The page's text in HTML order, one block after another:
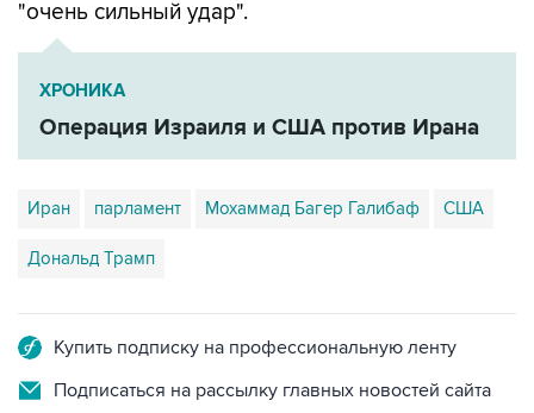
"очень сильный удар".
ХРОНИКА
Операция Израиля и США против Ирана
Иран парламент Мохаммад Багер Галибаф США
Дональд Трамп
Купить подписку на профессиональную ленту
Подписаться на рассылку главных новостей сайта